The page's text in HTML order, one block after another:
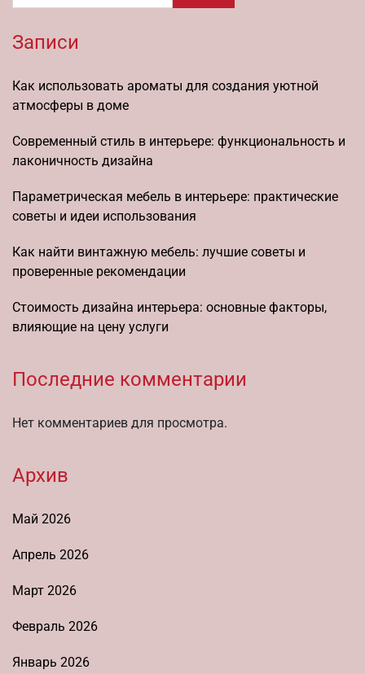
Записи
Как использовать ароматы для создания уютной
атмосферы в доме
Современный стиль в интерьере: функциональность и
лаконичность дизайна
Параметрическая мебель в интерьере: практические
советы и идеи использования
Как найти винтажную мебель: лучшие советы и
проверенные рекомендации
Стоимость дизайна интерьера: основные факторы,
влияющие на цену услуги
Последние комментарии
Нет комментариев для просмотра.
Архив
Май 2026
Апрель 2026
Март 2026
Февраль 2026
Январь 2026